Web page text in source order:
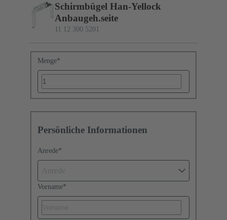
Schirmbügel Han-Yellock
Anbaugeh.seite
11 12 300 5201
Menge*
Persönliche Informationen
Anrede*
Vorname*